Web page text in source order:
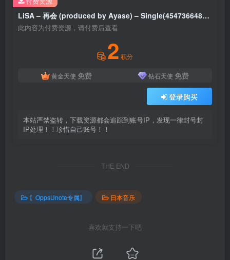
LiSA – 再会 (produced by Ayase) – Single(4547366483376)【16bit／44.1kHz】日本区
此内容为付费资源，请付费后查看
2 积分
黄金天使 免费 钻石天使 免费
登录购买
本站严禁盗转，下载资源都会追踪到账号IP，发现一律封号封
IP处理！！珍惜自己账号！！
THE END
〖OppsUnote专属〗 日本音乐
喜欢就支持一下吧